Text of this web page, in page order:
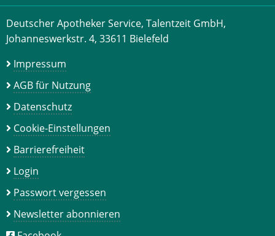
Deutscher Apotheker Service, Talentzeit GmbH,
Johanneswerkstr. 4, 33611 Bielefeld
Impressum
AGB für Nutzung
Datenschutz
Cookie-Einstellungen
Barrierefreiheit
Login
Passwort vergessen
Newsletter abonnieren